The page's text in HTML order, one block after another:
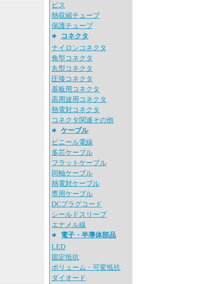
ビス
熱収縮チューブ
保護チューブ
コネクタ
ナイロンコネクタ
角型コネクタ
丸型コネクタ
圧接コネクタ
基板用コネクタ
高周波用コネクタ
熱電対コネクタ
コネクタ関連その他
ケーブル
ビニール電線
多芯ケーブル
フラットケーブル
同軸ケーブル
熱電対ケーブル
専用ケーブル
DCプラグコード
シールドスリーブ
エナメル線
電子・半導体部品
LED
固定抵抗
ボリューム・可変抵抗
ダイオード